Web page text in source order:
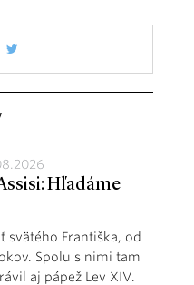
Hľadáme
svätého Františka, od
Spolu s nimi tam
aj pápež Lev XIV.